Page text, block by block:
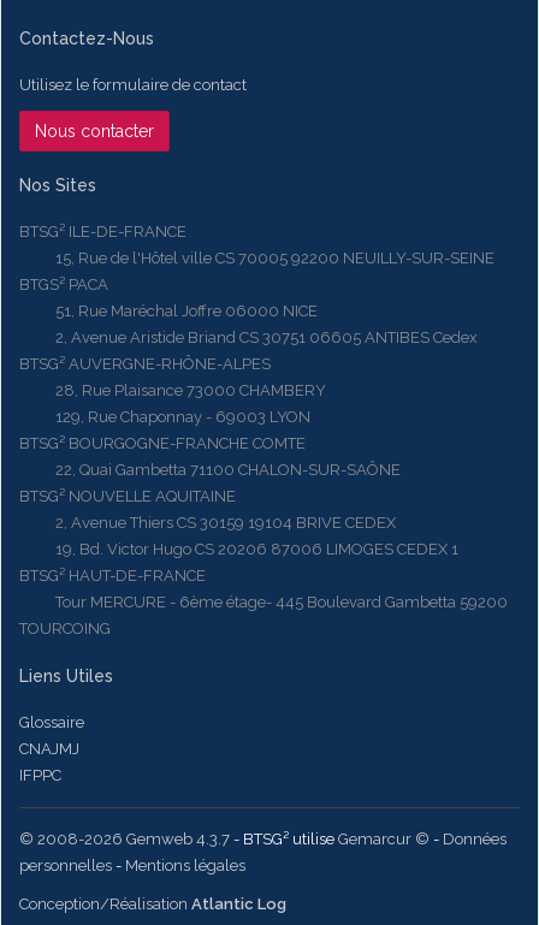
Contactez-Nous
Utilisez le formulaire de contact
Nous contacter
Nos Sites
BTSG² ILE-DE-FRANCE
15, Rue de l'Hôtel ville CS 70005 92200 NEUILLY-SUR-SEINE
BTGS² PACA
51, Rue Maréchal Joffre 06000 NICE
2, Avenue Aristide Briand CS 30751 06605 ANTIBES Cedex
BTSG² AUVERGNE-RHÔNE-ALPES
28, Rue Plaisance 73000 CHAMBERY
129, Rue Chaponnay - 69003 LYON
BTSG² BOURGOGNE-FRANCHE COMTE
22, Quai Gambetta 71100 CHALON-SUR-SAÔNE
BTSG² NOUVELLE AQUITAINE
2, Avenue Thiers CS 30159 19104 BRIVE CEDEX
19, Bd. Victor Hugo CS 20206 87006 LIMOGES CEDEX 1
BTSG² HAUT-DE-FRANCE
Tour MERCURE - 6ème étage- 445 Boulevard Gambetta 59200
TOURCOING
Liens Utiles
Glossaire
CNAJMJ
IFPPC
© 2008-2026 Gemweb 4.3.7 - BTSG² utilise Gemarcur © - Données
personnelles - Mentions légales
Conception/Réalisation Atlantic Log